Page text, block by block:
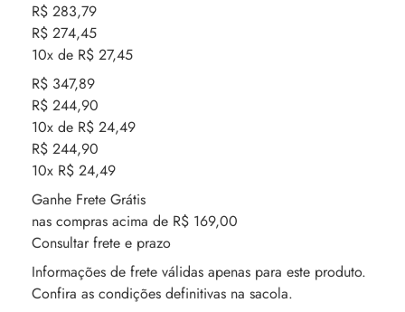
R$ 283,79
R$ 274,45
10x de R$ 27,45
R$ 347,89
R$ 244,90
10x de R$ 24,49
R$ 244,90
10x R$ 24,49
Ganhe Frete Grátis
nas compras acima de R$ 169,00
Consultar frete e prazo
Informações de frete válidas apenas para este produto.
Confira as condições definitivas na sacola.